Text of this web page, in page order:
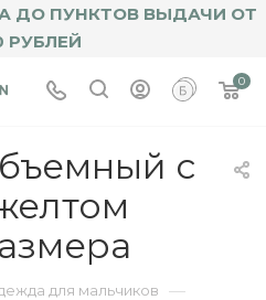
ДО ПУНКТОВ ВЫДАЧИ ОТ
РУБЛЕЙ
0
с
для мальчиков —